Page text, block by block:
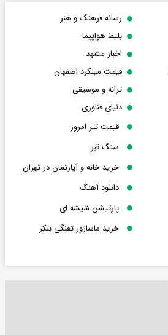
رسانه فرهنگ و هنر
بلیط هواپیما
اخبار مشهد
قیمت میلگرد اصفهان
ترانه و موسیقی
دنیای فناوری
قیمت تتر امروز
سنگ قبر
خرید خانه و آپارتمان در تهران
دانلود آهنگ
پارتیشن شیشه ای
خرید ماساژور تفنگی بلکر